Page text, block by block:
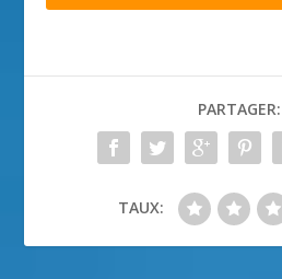
PARTAGER:
TAUX: